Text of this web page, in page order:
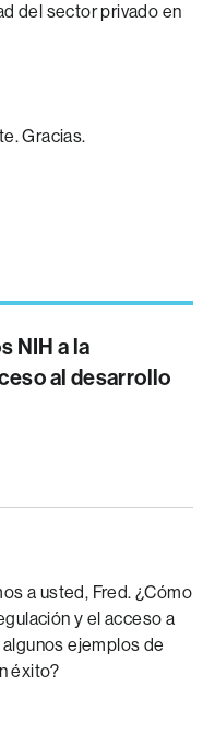
del sector privado en
Gracias.
NIH a la
al desarrollo
a usted, Fred. ¿Cómo
y el acceso a
ejemplos de
éxito?